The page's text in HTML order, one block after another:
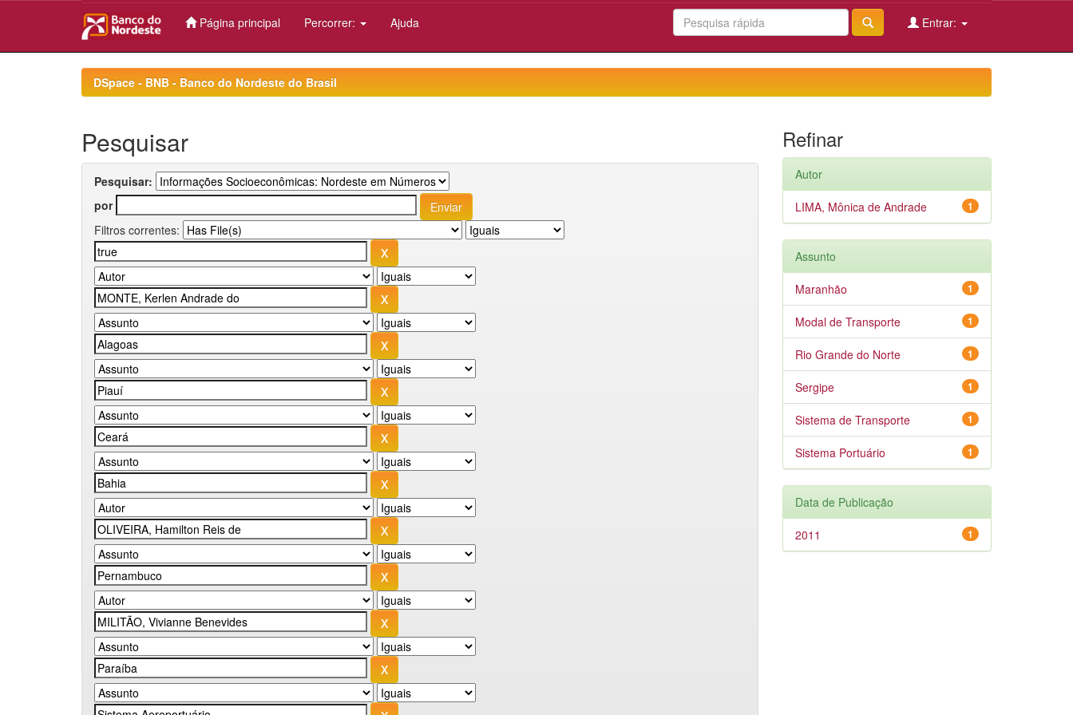
Página principal Percorrer: Ajuda Entrar:
DSpace - BNB - Banco do Nordeste do Brasil
Pesquisar
Pesquisar:
por
Filtros correntes:
Refinar
Autor
1
LIMA, Mônica de Andrade
Assunto
1
Maranhão
1
Modal de Transporte
1
Rio Grande do Norte
1
Sergipe
1
Sistema de Transporte
1
Sistema Portuário
Data de Publicação
1
2011